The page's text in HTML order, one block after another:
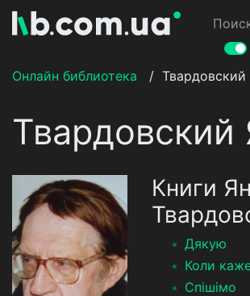
Онлайн библиотека
/ Твардовский
Твардовский
Книги
Дякую
Коли
Спішімо